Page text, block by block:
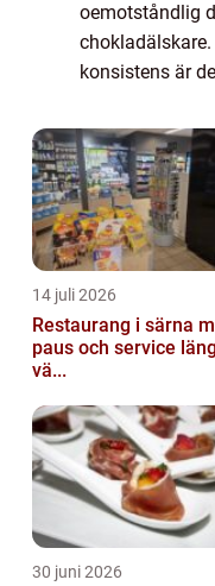
oemotståndlig
konsistens är
närmare titt på
14 juli 2026
Restaurang i särna mat,
paus och service
vä...
30 juni 2026